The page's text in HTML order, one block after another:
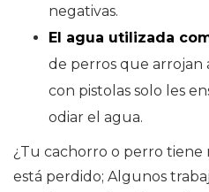
negativas.
El agua utilizada
de perros que arrojan
con pistolas solo les
odiar el agua.
¿Tu cachorro o perro tiene
está perdido; Algunos